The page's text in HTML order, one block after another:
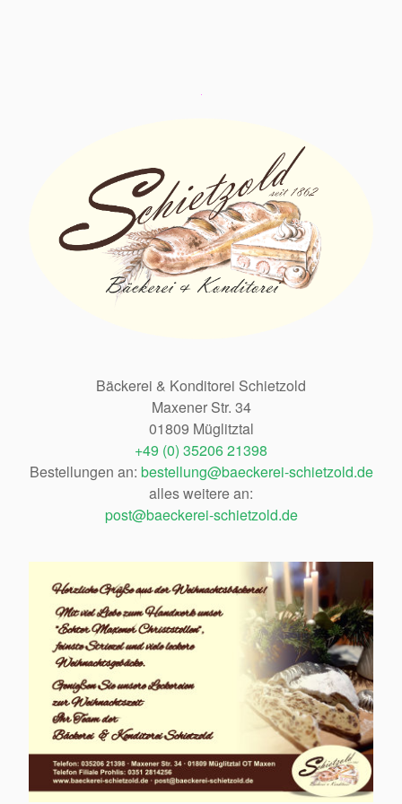
Bäckerei & Konditorei Schietzold
Maxener Str. 34
01809 Müglitztal
+49 (0) 35206 21398
Bestellungen an: bestellung@baeckerei-schietzold.de
alles weitere an:
post@baeckerei-schietzold.de